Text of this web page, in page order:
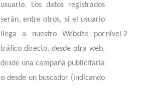
usuario. Los datos registrados
serán, entre otros, si el usuario
llega a nuestro Website por
tráfico directo, desde otra web,
desde una campaña publicitaria
o desde un buscador (indicando
nivel 2